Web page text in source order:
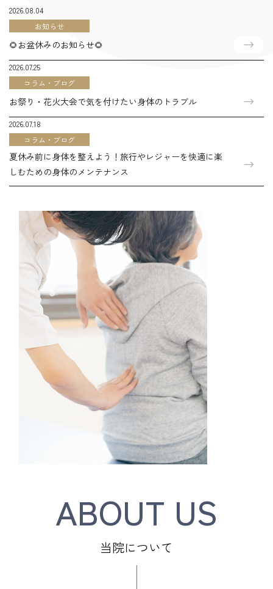
RELIEF YOU
CAN FEEL
痛みに悩まない毎日を。
一時的な改善ではなく、ずっと調子がいい。
​​​​​​​腰痛で悩むすべての人に「よくなった」という
実感を。
2026.08.04
お知らせ
🌻お盆休みのお知らせ🌻
2026.07.25
コラム・ブログ
お祭り・花火大会で気を付けたい身体のトラブル
2026.07.18
コラム・ブログ
夏休み前に身体を整えよう！旅行やレジャーを快適に楽
しむための身体のメンテナンス
ABOUT US
当院について